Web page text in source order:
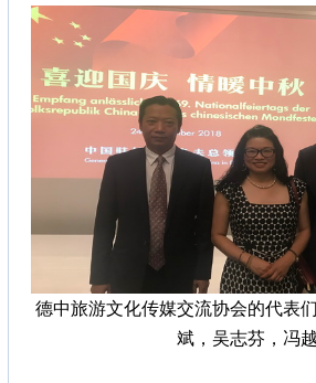
德中旅游文化传媒交流协会的代表们
斌，吴志芬，冯越